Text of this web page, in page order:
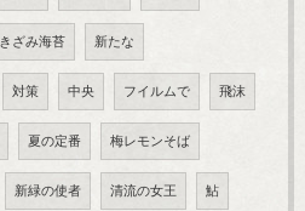
きざみ海苔 新たな
対策 中央 フイルムで 飛沫
夏の定番 梅レモンそば
新緑の使者 清流の女王 鮎